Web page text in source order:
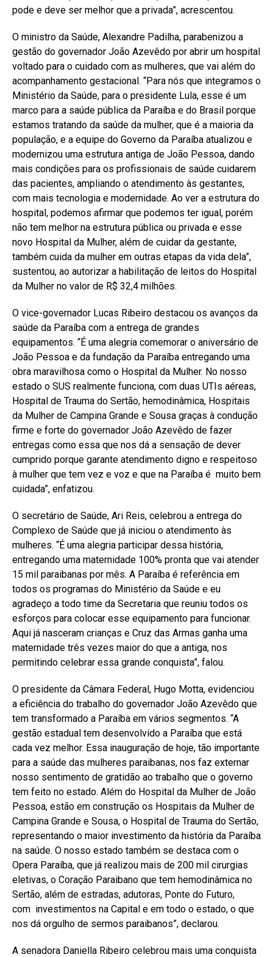
pode e deve ser melhor que a privada”, acrescentou.
O ministro da Saúde, Alexandre Padilha, parabenizou a
gestão do governador João Azevêdo por abrir um hospital
voltado para o cuidado com as mulheres, que vai além do
acompanhamento gestacional. “Para nós que integramos o
Ministério da Saúde, para o presidente Lula, esse é um
marco para a saúde pública da Paraíba e do Brasil porque
estamos tratando da saúde da mulher, que é a maioria da
população, e a equipe do Governo da Paraíba atualizou e
modernizou uma estrutura antiga de João Pessoa, dando
mais condições para os profissionais de saúde cuidarem
das pacientes, ampliando o atendimento às gestantes,
com mais tecnologia e modernidade. Ao ver a estrutura do
hospital, podemos afirmar que podemos ter igual, porém
não tem melhor na estrutura pública ou privada e esse
novo Hospital da Mulher, além de cuidar da gestante,
também cuida da mulher em outras etapas da vida dela”,
sustentou, ao autorizar a habilitação de leitos do Hospital
da Mulher no valor de R$ 32,4 milhões.
O vice-governador Lucas Ribeiro destacou os avanços da
saúde da Paraíba com a entrega de grandes
equipamentos. “É uma alegria comemorar o aniversário de
João Pessoa e da fundação da Paraíba entregando uma
obra maravilhosa como o Hospital da Mulher. No nosso
estado o SUS realmente funciona, com duas UTIs aéreas,
Hospital de Trauma do Sertão, hemodinâmica, Hospitais
da Mulher de Campina Grande e Sousa graças à condução
firme e forte do governador João Azevêdo de fazer
entregas como essa que nos dá a sensação de dever
cumprido porque garante atendimento digno e respeitoso
à mulher que tem vez e voz e que na Paraíba é muito bem
cuidada”, enfatizou.
O secretário de Saúde, Ari Reis, celebrou a entrega do
Complexo de Saúde que já iniciou o atendimento às
mulheres. “É uma alegria participar dessa história,
entregando uma maternidade 100% pronta que vai atender
15 mil paraibanas por mês. A Paraíba é referência em
todos os programas do Ministério da Saúde e eu
agradeço a todo time da Secretaria que reuniu todos os
esforços para colocar esse equipamento para funcionar.
Aqui já nasceram crianças e Cruz das Armas ganha uma
maternidade três vezes maior do que a antiga, nos
permitindo celebrar essa grande conquista”, falou.
O presidente da Câmara Federal, Hugo Motta, evidenciou
a eficiência do trabalho do governador João Azevêdo que
tem transformado a Paraíba em vários segmentos. “A
gestão estadual tem desenvolvido a Paraíba que está
cada vez melhor. Essa inauguração de hoje, tão importante
para a saúde das mulheres paraibanas, nos faz externar
nosso sentimento de gratidão ao trabalho que o governo
tem feito no estado. Além do Hospital da Mulher de João
Pessoa, estão em construção os Hospitais da Mulher de
Campina Grande e Sousa, o Hospital de Trauma do Sertão,
representando o maior investimento da história da Paraíba
na saúde. O nosso estado também se destaca com o
Opera Paraíba, que já realizou mais de 200 mil cirurgias
eletivas, o Coração Paraibano que tem hemodinâmica no
Sertão, além de estradas, adutoras, Ponte do Futuro,
com investimentos na Capital e em todo o estado, o que
nos dá orgulho de sermos paraibanos”, declarou.
A senadora Daniella Ribeiro celebrou mais uma conquista